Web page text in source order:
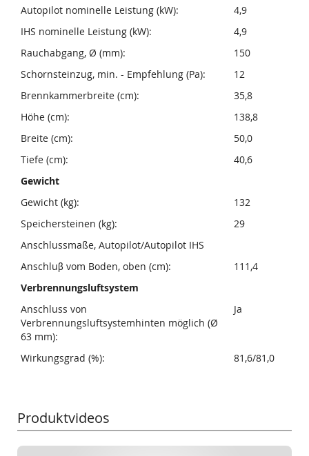
Autopilot nominelle Leistung (kW):
4,9
IHS nominelle Leistung (kW):
4,9
Rauchabgang, Ø (mm):
150
Schornsteinzug, min. - Empfehlung (Pa):
12
Brennkammerbreite (cm):
35,8
Höhe (cm):
138,8
Breite (cm):
50,0
Tiefe (cm):
40,6
Gewicht
Gewicht (kg):
132
Speichersteinen (kg):
29
Anschlussmaße, Autopilot/Autopilot IHS
Anschluβ vom Boden, oben (cm):
111,4
Verbrennungsluftsystem
Anschluss von
Verbrennungsluftsystemhinten möglich (Ø
63 mm):
Ja
Wirkungsgrad (%): 81,6/81,0
Produktvideos